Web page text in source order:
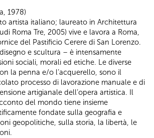
1978)
artista italiano; laureato in Architettura
Roma Tre, 2005) vive e lavora a Roma,
del Pastificio Cerere di San Lorenzo.
e scultura – è intensamente
sociali, morali ed etiche. Le diverse
la penna e/o l’acquerello, sono il
processo di lavorazione manuale e di
artigianale dell’opera artistica. Il
del mondo tiene insieme
fondate sulla geografia e
geopolitiche, sulla storia, la libertà, le